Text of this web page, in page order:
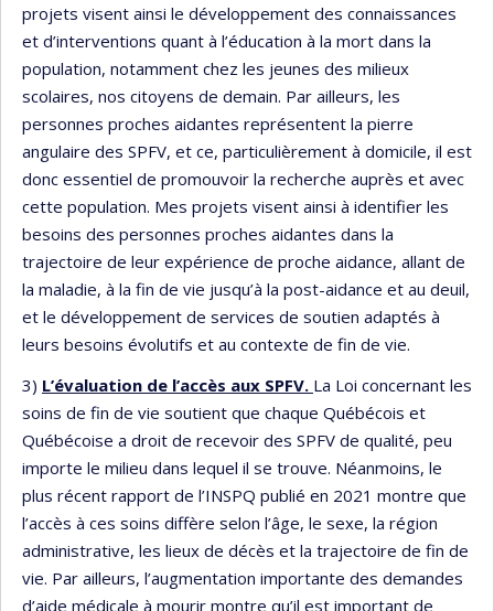
projets visent ainsi le développement des connaissances
et d’interventions quant à l’éducation à la mort dans la
population, notamment chez les jeunes des milieux
scolaires, nos citoyens de demain. Par ailleurs, les
personnes proches aidantes représentent la pierre
angulaire des SPFV, et ce, particulièrement à domicile, il est
donc essentiel de promouvoir la recherche auprès et avec
cette population. Mes projets visent ainsi à identifier les
besoins des personnes proches aidantes dans la
trajectoire de leur expérience de proche aidance, allant de
la maladie, à la fin de vie jusqu’à la post-aidance et au deuil,
et le développement de services de soutien adaptés à
leurs besoins évolutifs et au contexte de fin de vie.
3) L’évaluation de l’accès aux SPFV. La Loi concernant les
soins de fin de vie soutient que chaque Québécois et
Québécoise a droit de recevoir des SPFV de qualité, peu
importe le milieu dans lequel il se trouve. Néanmoins, le
plus récent rapport de l’INSPQ publié en 2021 montre que
l’accès à ces soins diffère selon l’âge, le sexe, la région
administrative, les lieux de décès et la trajectoire de fin de
vie. Par ailleurs, l’augmentation importante des demandes
d’aide médicale à mourir montre qu’il est important de